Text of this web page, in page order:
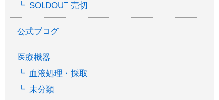
SOLDOUT 売切
公式ブログ
医療機器
血液処理・採取
未分類